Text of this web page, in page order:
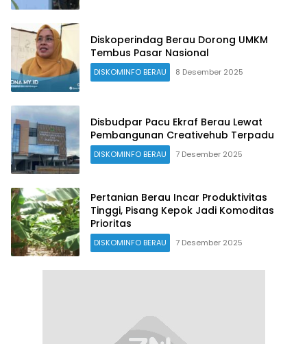
Diskoperindag Berau Dorong UMKM
Tembus Pasar Nasional
DISKOMINFO BERAU 8 Desember 2025
Disbudpar Pacu Ekraf Berau Lewat
Pembangunan Creativehub Terpadu
DISKOMINFO BERAU 7 Desember 2025
Pertanian Berau Incar Produktivitas
Tinggi, Pisang Kepok Jadi Komoditas
Prioritas
DISKOMINFO BERAU 7 Desember 2025